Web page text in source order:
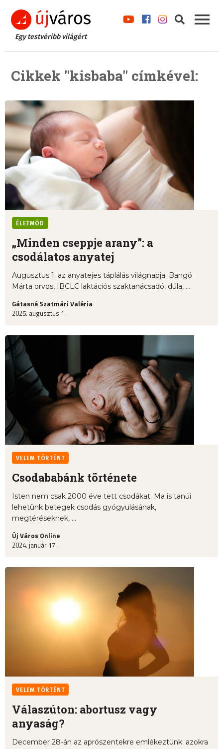
Egy testvéribb világért
Cikkek "kisbaba" címkével:
ÉLETMÓD
„Minden cseppje arany”: a
csodálatos anyatej
Augusztus 1. az anyatejes táplálás világnapja. Bangó
Márta orvos, IBCLC laktációs szaktanácsadó, dúla, ...
Gátasné Szatmári Valéria
2025. augusztus 1.
VELEM TÖRTÉNT
Csodababánk története
Isten nem csak 2000 éve tett csodákat. Ma is tanúi
lehetünk betegek csodás gyógyulásának,
megtéréseknek, ...
Új Város Online
2024. január 17.
VELEM TÖRTÉNT
Válaszúton: abortusz vagy
anyaság?
December 28-án az aprószentekre emlékeztünk: azokra